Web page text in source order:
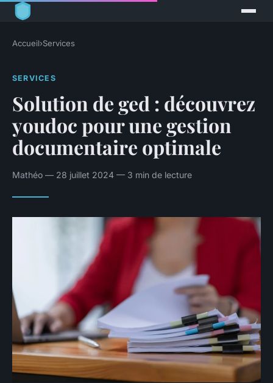
Accueil›Services
SERVICES
Solution de ged : découvrez
youdoc pour une gestion
documentaire optimale
Mathéo — 28 juillet 2024 — 3 min de lecture